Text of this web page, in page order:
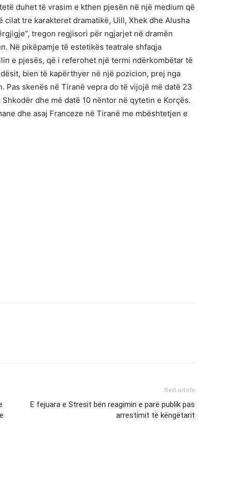
duhet të vrasim e kthen pjesën në një medium që
tre karakteret dramatikë, Uill, Xhek dhe Alusha
tregon regjisori për ngjarjet në dramën
Në pikëpamje të estetikës teatrale shfaqja
e pjesës, që i referohet një termi ndërkombëtar të
bien të kapërthyer në një pozicion, prej nga
Pas skenës në Tiranë vepra do të vijojë më datë 23
dhe më datë 10 nëntor në qytetin e Korçës.
dhe asaj Franceze në Tiranë me mbështetjen e
Next article
E fejuara e Stresit bën reagimin e parë publik pas
arrestimit të këngëtarit